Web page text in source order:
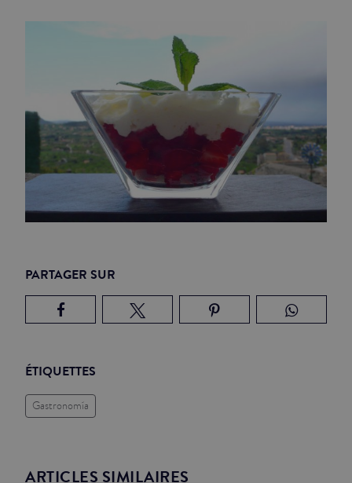
PARTAGER SUR
ÉTIQUETTES
Gastronomía
ARTICLES SIMILAIRES